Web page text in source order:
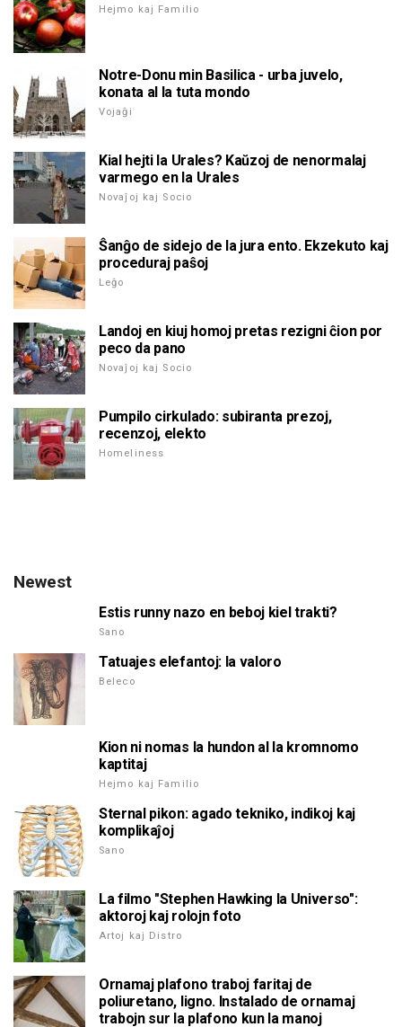
Hejmo kaj Familio
Notre-Donu min Basilica - urba juvelo,
konata al la tuta mondo
Vojaĝi
Kial hejti la Urales? Kaŭzoj de nenormalaj
varmego en la Urales
Novaĵoj kaj Socio
Ŝanĝo de sidejo de la jura ento. Ekzekuto kaj
proceduraj paŝoj
Leĝo
Landoj en kiuj homoj pretas rezigni ĉion por
peco da pano
Novaĵoj kaj Socio
Pumpilo cirkulado: subiranta prezoj,
recenzoj, elekto
Homeliness
Newest
Estis runny nazo en beboj kiel trakti?
Sano
Tatuajes elefantoj: la valoro
Beleco
Kion ni nomas la hundon al la kromnomo
kaptitaj
Hejmo kaj Familio
Sternal pikon: agado tekniko, indikoj kaj
komplikaĵoj
Sano
La filmo "Stephen Hawking la Universo":
aktoroj kaj rolojn foto
Artoj kaj Distro
Ornamaj plafono traboj faritaj de
poliuretano, ligno. Instalado de ornamaj
trabojn sur la plafono kun la manoj